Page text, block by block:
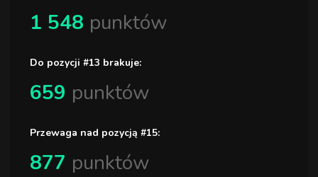
1 548 punktów
Do pozycji #13 brakuje:
659 punktów
Przewaga nad pozycją #15:
877 punktów